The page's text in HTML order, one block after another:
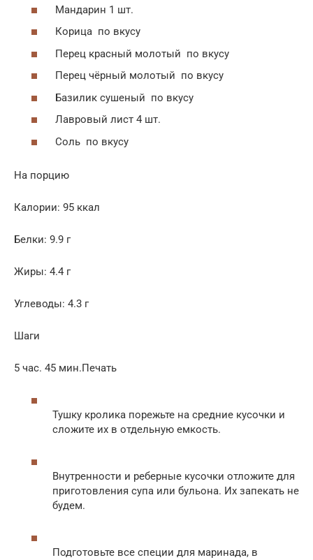
Мандарин 1 шт.
Корица по вкусу
Перец красный молотый по вкусу
Перец чёрный молотый по вкусу
Базилик сушеный по вкусу
Лавровый лист 4 шт.
Соль по вкусу
На порцию
Калории: 95 ккал
Белки: 9.9 г
Жиры: 4.4 г
Углеводы: 4.3 г
Шаги
5 час. 45 мин.Печать
Тушку кролика порежьте на средние кусочки и
сложите их в отдельную емкость.
Внутренности и реберные кусочки отложите для
приготовления супа или бульона. Их запекать не
будем.
Подготовьте все специи для маринада, в